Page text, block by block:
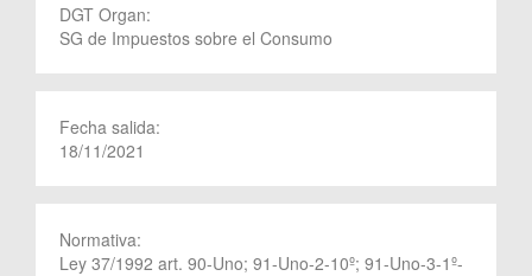
DGT Organ:
SG de Impuestos sobre el Consumo
Fecha salida:
18/11/2021
Normativa:
Ley 37/1992 art. 90-Uno; 91-Uno-2-10º; 91-Uno-3-1º-